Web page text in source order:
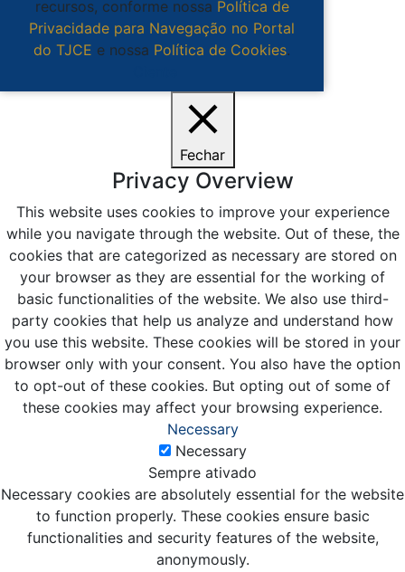
recursos, conforme nossa Política de
Privacidade para Navegação no Portal
do TJCE e nossa Política de Cookies.
Fechar
Privacy Overview
This website uses cookies to improve your experience
while you navigate through the website. Out of these, the
cookies that are categorized as necessary are stored on
your browser as they are essential for the working of
basic functionalities of the website. We also use third-
party cookies that help us analyze and understand how
you use this website. These cookies will be stored in your
browser only with your consent. You also have the option
to opt-out of these cookies. But opting out of some of
these cookies may affect your browsing experience.
Necessary
Necessary
Sempre ativado
Necessary cookies are absolutely essential for the website
to function properly. These cookies ensure basic
functionalities and security features of the website,
anonymously.